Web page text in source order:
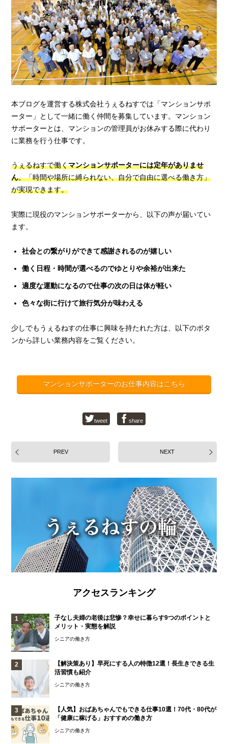
本ブログを運営する株式会社うぇるねすでは「マンションサポ
ーター」として一緒に働く仲間を募集しています。マンション
サポーターとは、マンションの管理員がお休みする際に代わり
に業務を行う仕事です。
うぇるねすで働くマンションサポーターには定年がありませ
ん。「時間や場所に縛られない、自分で自由に選べる働き方」
が実現できます。
実際に現役のマンションサポーターから、以下の声が届いてい
ます。
社会との繋がりができて感謝されるのが嬉しい
働く日程・時間が選べるのでゆとりや余裕が出来た
適度な運動になるので仕事の次の日は体が軽い
色々な街に行けて旅行気分が味わえる
少しでもうぇるねすの仕事に興味を持たれた方は、以下のボタ
ンから詳しい業務内容をご覧ください。
マンションサポーターのお仕事内容はこちら
tweet share
PREV NEXT
アクセスランキング
子なし夫婦の老後は悲惨？幸せに暮らす9つのポイントと
メリット・実態を解説
シニアの働き方
【解決策あり】早死にする人の特徴12選！長生きできる生
活習慣も紹介
シニアの働き方
【人気】おばあちゃんでもできる仕事10選！70代・80代が
「健康に稼げる」おすすめの働き方
シニアの働き方